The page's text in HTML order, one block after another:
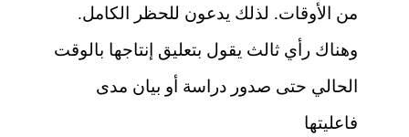
من الأوقات. لذلك يدعون للحظر الكامل.
وهناك رأي ثالث يقول بتعليق إنتاجها بالوقت
الحالي حتى صدور دراسة أو بيان مدى
فاعليتها